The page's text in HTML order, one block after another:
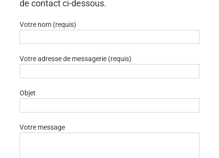
de contact ci-dessous.
Votre nom (requis)
Votre adresse de messagerie (requis)
Objet
Votre message